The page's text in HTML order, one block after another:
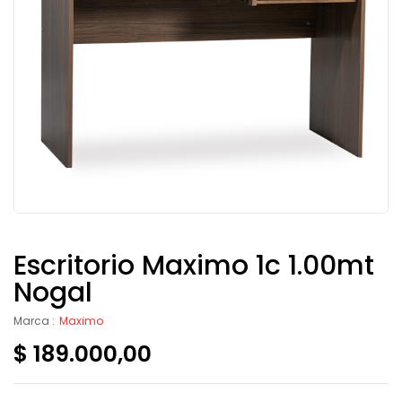
Escritorio Maximo 1c 1.00mt
Nogal
Marca : Maximo
$ 189.000,00